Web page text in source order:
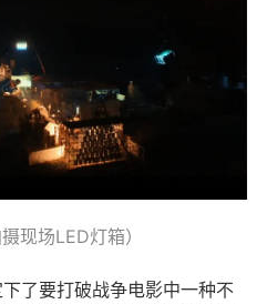
现场LED灯箱）
了要打破战争电影中一种不